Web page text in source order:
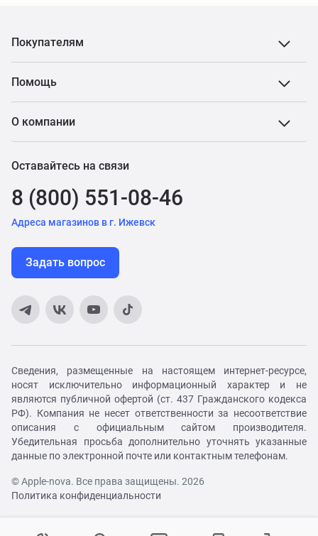
Покупателям
Помощь
О компании
Оставайтесь на связи
8 (800) 551-08-46
Адреса магазинов в г. Ижевск
Задать вопрос
Сведения, размещенные на настоящем интернет-ресурсе,
носят исключительно информационный характер и не
являются публичной офертой (ст. 437 Гражданского кодекса
РФ). Компания не несет ответственности за несоответствие
описания с официальным сайтом производителя.
Убедительная просьба дополнительно уточнять указанные
данные по электронной почте или контактным телефонам.
© Apple-nova. Все права защищены. 2026
Политика конфиденциальности